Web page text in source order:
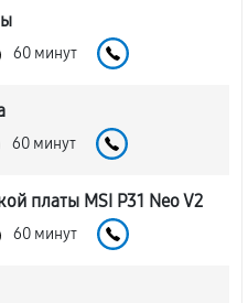
60 минут
60 минут
платы MSI P31 Neo V2
60 минут